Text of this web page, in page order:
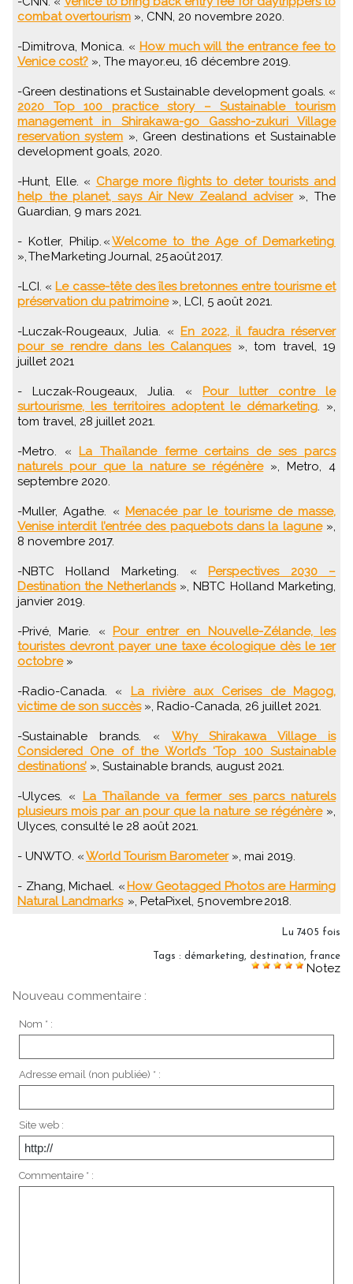
combat overtourism », CNN, 20 novembre 2020.
-Dimitrova, Monica. « How much will the entrance fee to
Venice cost? », The mayor.eu, 16 décembre 2019.
-Green destinations et Sustainable development goals. «
2020 Top 100 practice story – Sustainable tourism
management in Shirakawa-go Gassho-zukuri Village
reservation system », Green destinations et Sustainable
development goals, 2020.
-Hunt, Elle. « Charge more flights to deter tourists and
help the planet, says Air New Zealand adviser», The
Guardian, 9 mars 2021.
- Kotler, Philip. «Welcome to the Age of Demarketing
», The Marketing Journal, 25 août 2017.
-LCI. « Le casse-tête des îles bretonnes entre tourisme et
préservation du patrimoine», LCI, 5 août 2021.
-Luczak-Rougeaux, Julia. « En 2022, il faudra réserver
pour se rendre dans les Calanques», tom travel, 19
juillet 2021
- Luczak-Rougeaux, Julia. « Pour lutter contre le
surtourisme, les territoires adoptent le démarketing. »,
tom travel, 28 juillet 2021.
-Metro. « La Thaïlande ferme certains de ses parcs
naturels pour que la nature se régénère», Metro, 4
septembre 2020.
-Muller, Agathe. « Menacée par le tourisme de masse,
Venise interdit l’entrée des paquebots dans la lagune»,
8 novembre 2017.
-NBTC Holland Marketing. « Perspectives 2030 –
Destination the Netherlands», NBTC Holland Marketing,
janvier 2019.
-Privé, Marie. « Pour entrer en Nouvelle-Zélande, les
touristes devront payer une taxe écologique dès le 1er
octobre»
-Radio-Canada. « La rivière aux Cerises de Magog,
victime de son succès», Radio-Canada, 26 juillet 2021.
-Sustainable brands. « Why Shirakawa Village is
Considered One of the World’s ‘Top 100 Sustainable
destinations’ », Sustainable brands, august 2021.
-Ulyces. « La Thaïlande va fermer ses parcs naturels
plusieurs mois par an pour que la nature se régénère»,
Ulyces, consulté le 28 août 2021.
- UNWTO. «World Tourism Barometer», mai 2019.
- Zhang, Michael. « How Geotagged Photos are Harming
Natural Landmarks», PetaPixel, 5 novembre 2018.
Lu 7405 fois
Tags : démarketing, destination, france
Notez
Nouveau commentaire :
Nom * :
Adresse email (non publiée) * :
Site web :
Commentaire * :